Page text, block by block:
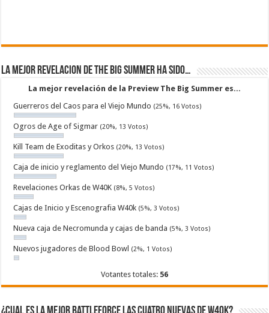
La mejor revelacion de The Big Summer ha sido…
La mejor revelación de la Preview The Big Summer es...
Guerreros del Caos para el Viejo Mundo (25%, 16 Votos)
Ogros de Age of Sigmar (20%, 13 Votos)
Kill Team de Exoditas y Orkos (20%, 13 Votos)
Caja de inicio y reglamento del Viejo Mundo (17%, 11 Votos)
Revelaciones Orkas de W40K (8%, 5 Votos)
Cajas de Inicio y Escenografia W40k (5%, 3 Votos)
Nueva caja de Necromunda y cajas de banda (5%, 3 Votos)
Nuevos jugadores de Blood Bowl (2%, 1 Votos)
Votantes totales: 56